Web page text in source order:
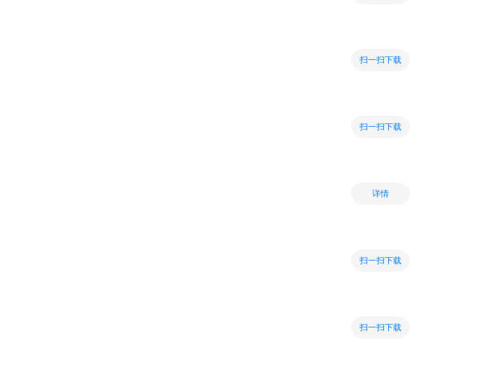
扫一扫下载
扫一扫下载
详情
扫一扫下载
扫一扫下载